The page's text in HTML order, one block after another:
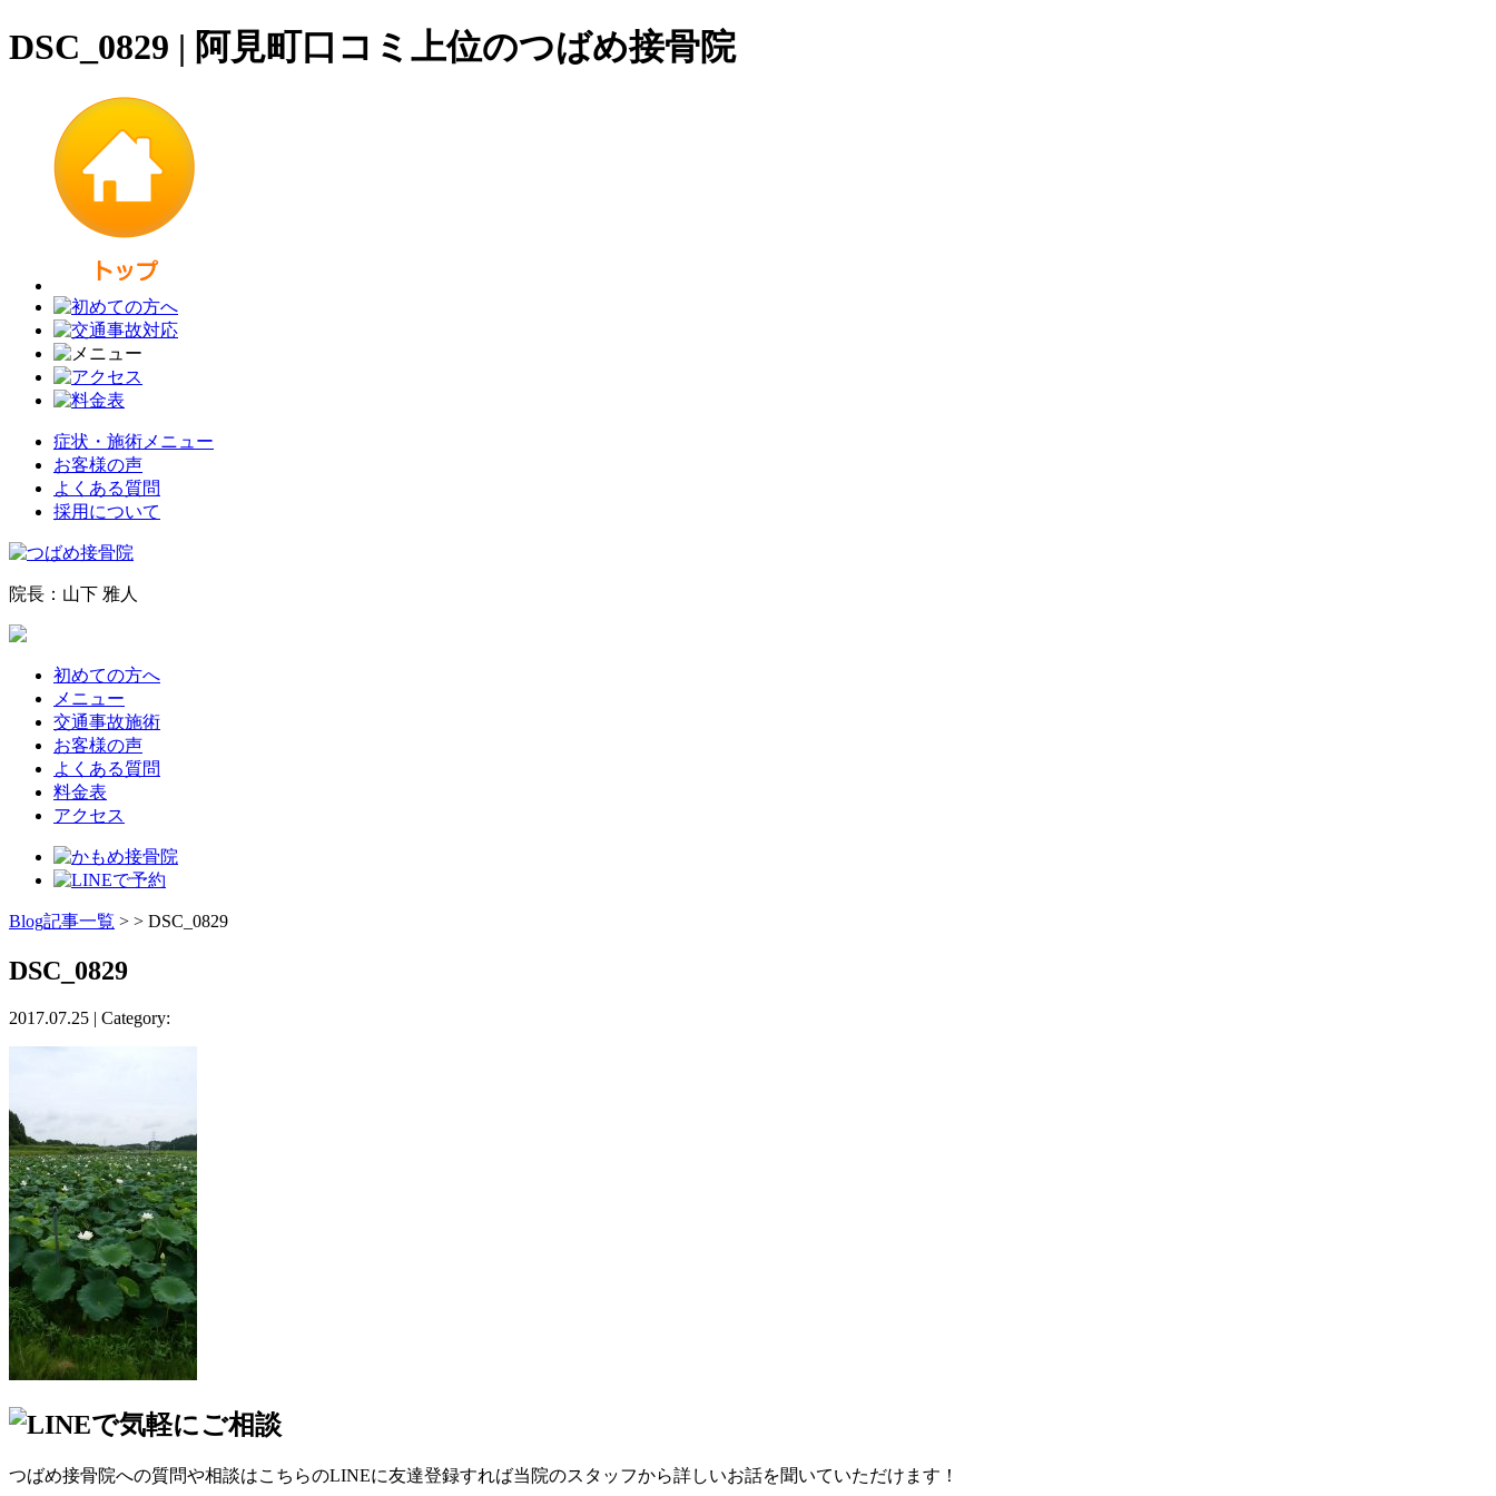
DSC_0829 | 阿見町口コミ上位のつばめ接骨院
症状・施術メニュー
お客様の声
よくある質問
採用について
院長：山下 雅人
初めての方へ
メニュー
交通事故施術
お客様の声
よくある質問
料金表
アクセス
Blog記事一覧 > > DSC_0829
DSC_0829
2017.07.25 | Category:
つばめ接骨院への質問や相談はこちらのLINEに友達登録すれば当院のスタッフから詳しいお話を聞いていただけます！